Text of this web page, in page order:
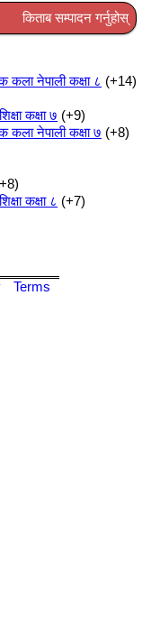
किताब सम्पादन गर्नुहोस्
कला नेपाली कक्षा ८
+14
कक्षा ७ +9
कला नेपाली कक्षा ७ +8
+8
कक्षा ८
+7
Terms